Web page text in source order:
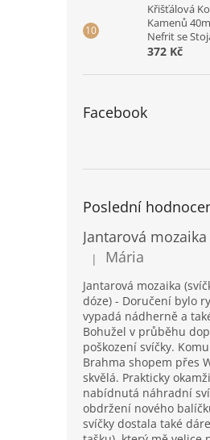
Křišťálová
Kamenů
Nefrit se
372 Kč
Facebook
Poslední
Hodnocení produktu je
| Mária
Jantarová mozaika
dóze) - Doručení bylo
vypadá nádherně a
Bohužel v průběhu
poškození svíčky.
Brahma shopem přes
skvělá. Prakticky
nabídnutá náhradní
obdržení nového
svíčky dostala také